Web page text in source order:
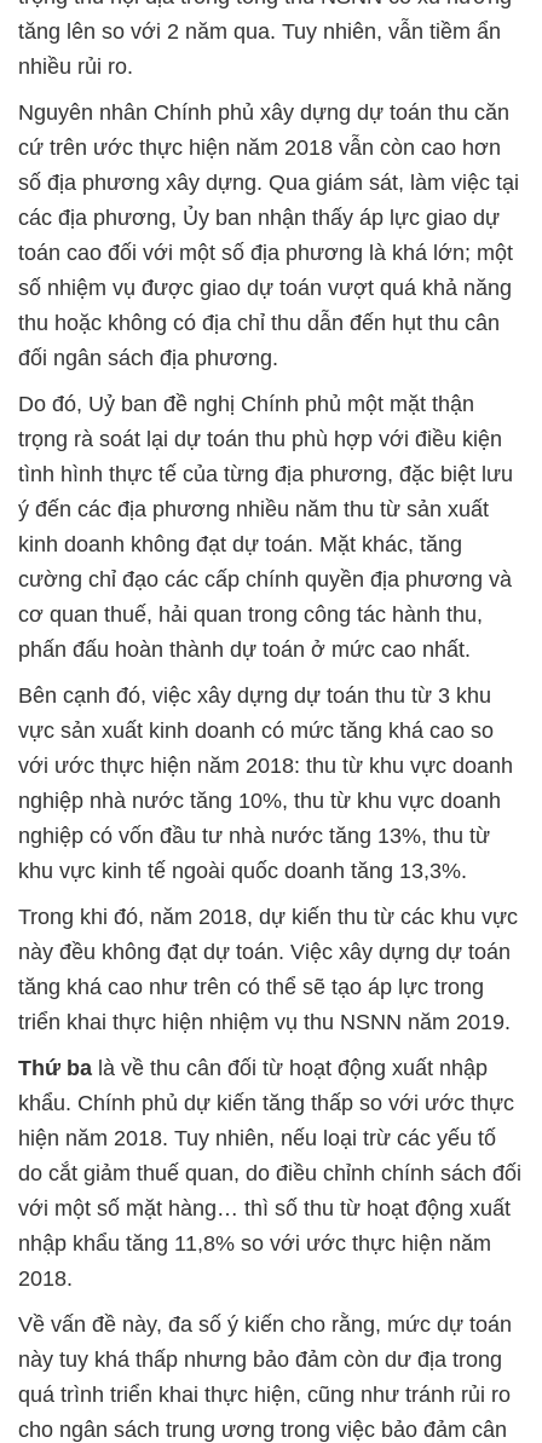
tăng lên so với 2 năm qua. Tuy nhiên, vẫn tiềm ẩn
nhiều rủi ro.
Nguyên nhân Chính phủ xây dựng dự toán thu căn
cứ trên ước thực hiện năm 2018 vẫn còn cao hơn
số địa phương xây dựng. Qua giám sát, làm việc tại
các địa phương, Ủy ban nhận thấy áp lực giao dự
toán cao đối với một số địa phương là khá lớn; một
số nhiệm vụ được giao dự toán vượt quá khả năng
thu hoặc không có địa chỉ thu dẫn đến hụt thu cân
đối ngân sách địa phương.
Do đó, Uỷ ban đề nghị Chính phủ một mặt thận
trọng rà soát lại dự toán thu phù hợp với điều kiện
tình hình thực tế của từng địa phương, đặc biệt lưu
ý đến các địa phương nhiều năm thu từ sản xuất
kinh doanh không đạt dự toán. Mặt khác, tăng
cường chỉ đạo các cấp chính quyền địa phương và
cơ quan thuế, hải quan trong công tác hành thu,
phấn đấu hoàn thành dự toán ở mức cao nhất.
Bên cạnh đó, việc xây dựng dự toán thu từ 3 khu
vực sản xuất kinh doanh có mức tăng khá cao so
với ước thực hiện năm 2018: thu từ khu vực doanh
nghiệp nhà nước tăng 10%, thu từ khu vực doanh
nghiệp có vốn đầu tư nhà nước tăng 13%, thu từ
khu vực kinh tế ngoài quốc doanh tăng 13,3%.
Trong khi đó, năm 2018, dự kiến thu từ các khu vực
này đều không đạt dự toán. Việc xây dựng dự toán
tăng khá cao như trên có thể sẽ tạo áp lực trong
triển khai thực hiện nhiệm vụ thu NSNN năm 2019.
Thứ ba là về thu cân đối từ hoạt động xuất nhập
khẩu. Chính phủ dự kiến tăng thấp so với ước thực
hiện năm 2018. Tuy nhiên, nếu loại trừ các yếu tố
do cắt giảm thuế quan, do điều chỉnh chính sách đối
với một số mặt hàng… thì số thu từ hoạt động xuất
nhập khẩu tăng 11,8% so với ước thực hiện năm
2018.
Về vấn đề này, đa số ý kiến cho rằng, mức dự toán
này tuy khá thấp nhưng bảo đảm còn dư địa trong
quá trình triển khai thực hiện, cũng như tránh rủi ro
cho ngân sách trung ương trong việc bảo đảm cân